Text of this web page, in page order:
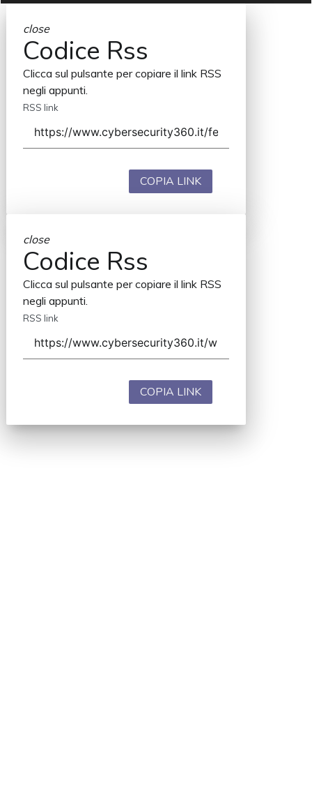
close
Codice Rss
Clicca sul pulsante per copiare il link RSS
negli appunti.
RSS link
COPIA LINK
close
Codice Rss
Clicca sul pulsante per copiare il link RSS
negli appunti.
RSS link
COPIA LINK